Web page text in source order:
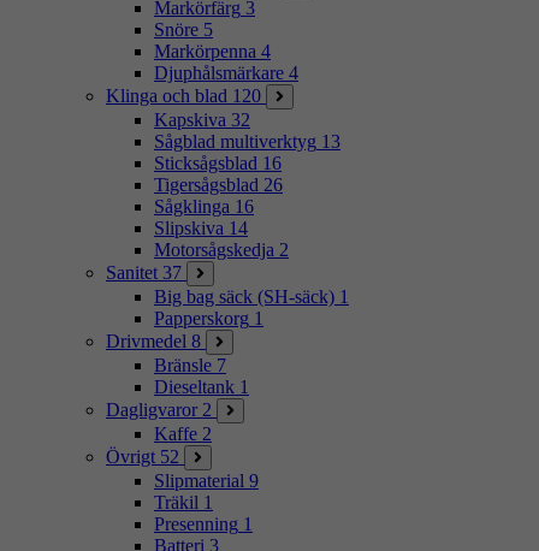
Markörfärg 3
Snöre 5
Markörpenna 4
Djuphålsmärkare 4
Klinga och blad 120
Kapskiva 32
Sågblad multiverktyg 13
Sticksågsblad 16
Tigersågsblad 26
Sågklinga 16
Slipskiva 14
Motorsågskedja 2
Sanitet 37
Big bag säck (SH-säck) 1
Papperskorg 1
Drivmedel 8
Bränsle 7
Dieseltank 1
Dagligvaror 2
Kaffe 2
Övrigt 52
Slipmaterial 9
Träkil 1
Presenning 1
Batteri 3